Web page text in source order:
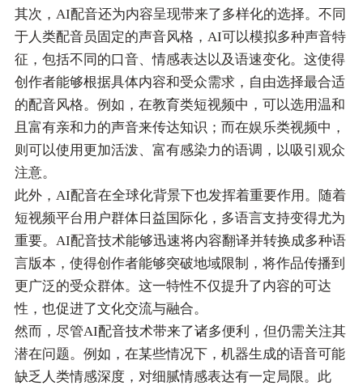
其次，AI配音还为内容呈现带来了多样化的选择。不同
于人类配音员固定的声音风格，AI可以模拟多种声音特
征，包括不同的口音、情感表达以及语速变化。这使得
创作者能够根据具体内容和受众需求，自由选择最合适
的配音风格。例如，在教育类短视频中，可以选用温和
且富有亲和力的声音来传达知识；而在娱乐类视频中，
则可以使用更加活泼、富有感染力的语调，以吸引观众
注意。
此外，AI配音在全球化背景下也发挥着重要作用。随着
短视频平台用户群体日益国际化，多语言支持变得尤为
重要。AI配音技术能够迅速将内容翻译并转换成多种语
言版本，使得创作者能够突破地域限制，将作品传播到
更广泛的受众群体。这一特性不仅提升了内容的可达
性，也促进了文化交流与融合。
然而，尽管AI配音技术带来了诸多便利，但仍需关注其
潜在问题。例如，在某些情况下，机器生成的语音可能
缺乏人类情感深度，对细腻情感表达有一定局限。此